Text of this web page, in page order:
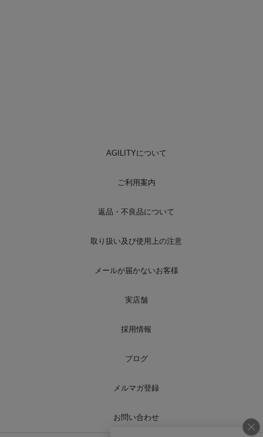
AGILITYについて
ご利用案内
返品・不良品について
取り扱い及び使用上の注意
メールが届かないお客様
実店舗
採用情報
ブログ
メルマガ登録
お問い合わせ